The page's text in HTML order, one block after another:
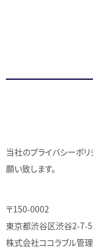
当社のプライバシーポ
願い致します。
〒150-0002
東京都渋谷区渋谷2-7-5
株式会社ココラブル管